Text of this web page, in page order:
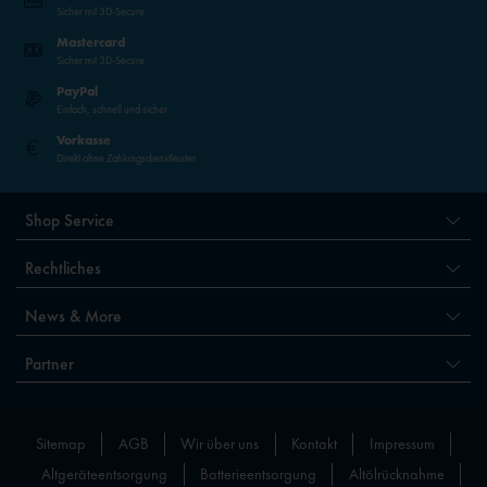
Sicher mit 3D-Secure
Mastercard
Sicher mit 3D-Secure
PayPal
Einfach, schnell und sicher
Vorkasse
Direkt ohne Zahlungsdienstleister
Shop Service
Rechtliches
News & More
Partner
Sitemap AGB Wir über uns Kontakt
Impressum
Altgeräteentsorgung
Batterieentsorgung Altölrücknahme